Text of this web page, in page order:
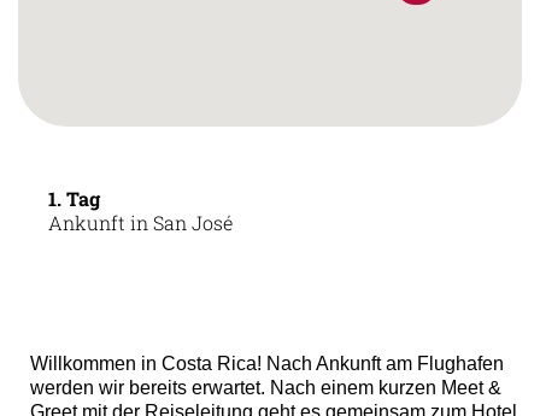
1. Tag
Ankunft in San José
Willkommen in Costa Rica! Nach Ankunft am Flughafen
werden wir bereits erwartet. Nach einem kurzen Meet &
Greet mit der Reiseleitung geht es gemeinsam zum Hotel